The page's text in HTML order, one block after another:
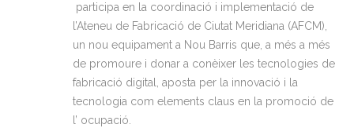
participa en la coordinació i implementació de
l’Ateneu de Fabricació de Ciutat Meridiana (AFCM),
un nou equipament a Nou Barris que, a més a més
de promoure i donar a conèixer les tecnologies de
fabricació digital, aposta per la innovació i la
tecnologia com elements claus en la promoció de
l’ ocupació.